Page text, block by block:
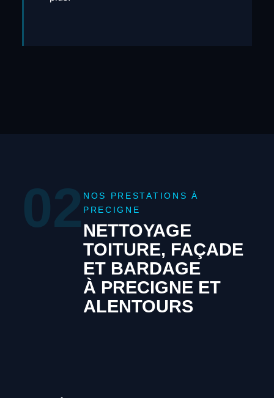
02 NOS PRESTATIONS À
PRECIGNE
NETTOYAGE
TOITURE, FAÇADE
ET BARDAGE
À PRECIGNE ET
ALENTOURS